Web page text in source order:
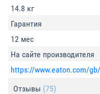
14.8 кг
Гарантия
12 мес
На сайте производителя
https://www.eaton.com/
Отзывы (75)